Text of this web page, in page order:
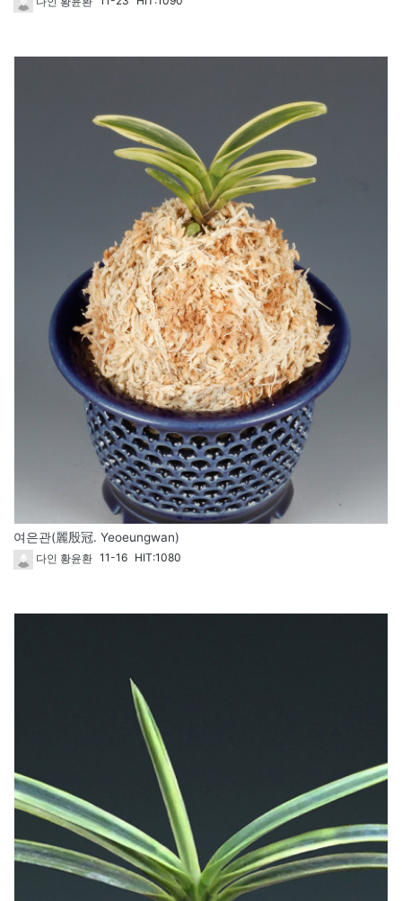
여은관(麗殷冠. Yeoeungwan)
다인 황윤환 11-16 HIT:1080